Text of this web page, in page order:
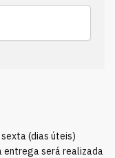
(dias úteis)
entrega será realizada